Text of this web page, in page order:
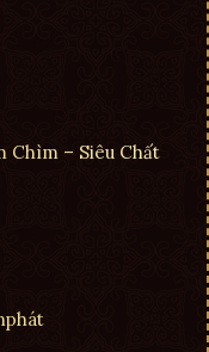
Chìm – Siêu Chất